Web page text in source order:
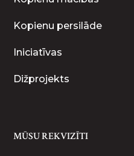
Kopienu persilāde
Iniciatīvas
Dižprojekts
MŪSU REKVIZĪTI